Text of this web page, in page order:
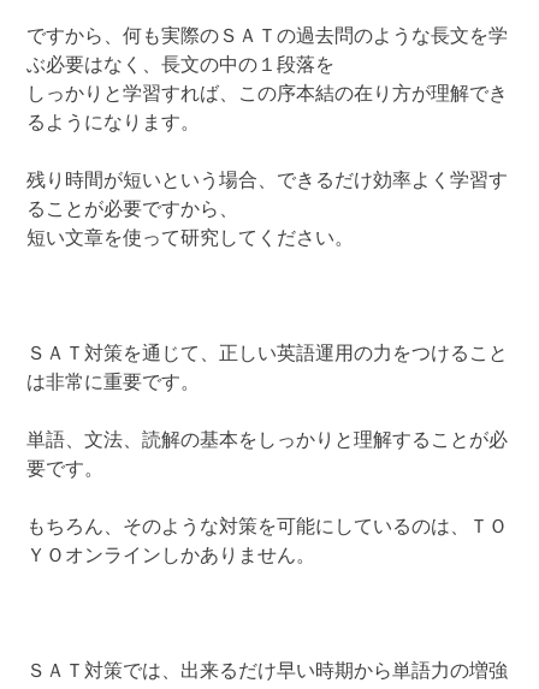
ですから、何も実際のＳＡＴの過去問のような長文を学
ぶ必要はなく、長文の中の１段落を
しっかりと学習すれば、この序本結の在り方が理解でき
るようになります。
残り時間が短いという場合、できるだけ効率よく学習す
ることが必要ですから、
短い文章を使って研究してください。
ＳＡＴ対策を通じて、正しい英語運用の力をつけること
は非常に重要です。
単語、文法、読解の基本をしっかりと理解することが必
要です。
もちろん、そのような対策を可能にしているのは、ＴＯ
ＹＯオンラインしかありません。
ＳＡＴ対策では、出来るだけ早い時期から単語力の増強